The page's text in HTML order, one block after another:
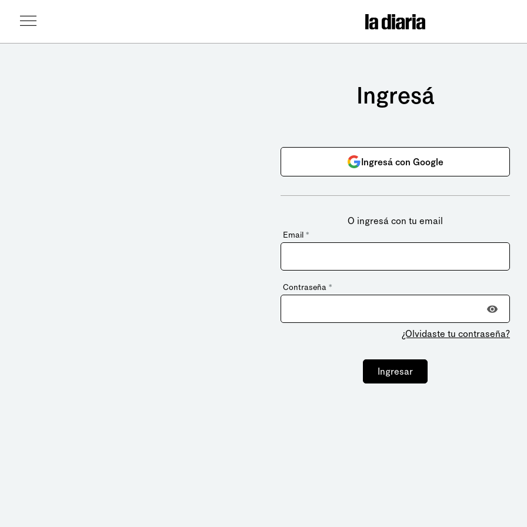
Ingresá
Ingresá con Google
O ingresá con tu email
Email *
Contraseña *
¿Olvidaste tu contraseña?
Ingresar